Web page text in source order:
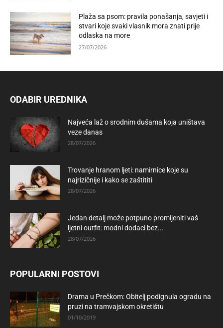
Plaža sa psom: pravila ponašanja, savjeti i
stvari koje svaki vlasnik mora znati prije
odlaska na more
27/07/2026
ODABIR UREDNIKA
Najveća laž o srodnim dušama koja uništava
veze danas
28/07/2026
Trovanje hranom ljeti: namirnice koje su
najrizičnije i kako se zaštititi
28/07/2026
Jedan detalj može potpuno promijeniti vaš
ljetni outfit: modni dodaci bez...
28/07/2026
POPULARNI POSTOVI
Drama u Prečkom: Obitelj podignula ogradu na
pruzi na tramvajskom okretištu
01/10/2019